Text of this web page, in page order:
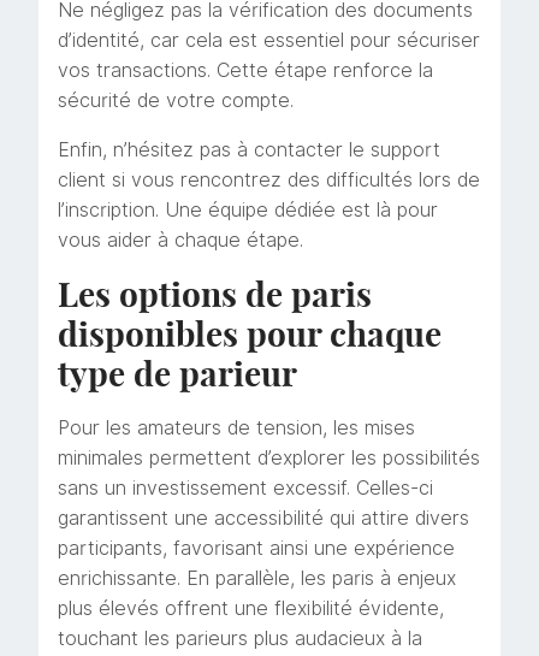
Ne négligez pas la vérification des documents
d’identité, car cela est essentiel pour sécuriser
vos transactions. Cette étape renforce la
sécurité de votre compte.
Enfin, n’hésitez pas à contacter le support
client si vous rencontrez des difficultés lors de
l’inscription. Une équipe dédiée est là pour
vous aider à chaque étape.
Les options de paris
disponibles pour chaque
type de parieur
Pour les amateurs de tension, les mises
minimales permettent d’explorer les possibilités
sans un investissement excessif. Celles-ci
garantissent une accessibilité qui attire divers
participants, favorisant ainsi une expérience
enrichissante. En parallèle, les paris à enjeux
plus élevés offrent une flexibilité évidente,
touchant les parieurs plus audacieux à la